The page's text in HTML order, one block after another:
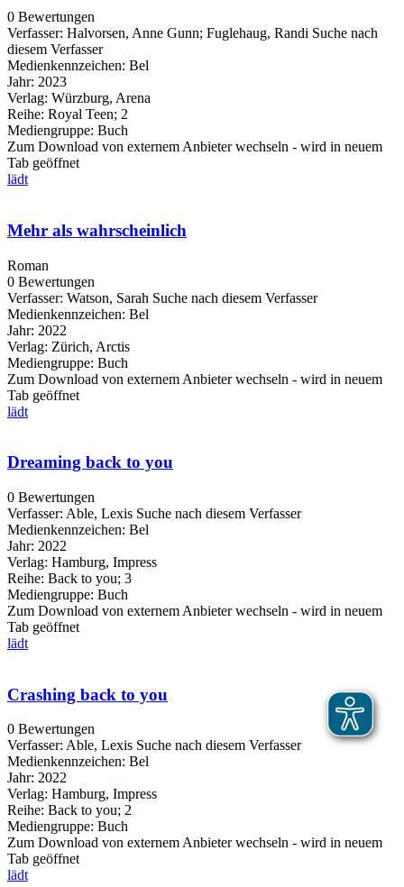
0 Bewertungen
Verfasser: Halvorsen, Anne Gunn; Fuglehaug, Randi Suche nach
diesem Verfasser
Medienkennzeichen: Bel
Jahr: 2023
Verlag: Würzburg, Arena
Reihe: Royal Teen; 2
Mediengruppe: Buch
Zum Download von externem Anbieter wechseln - wird in neuem
Tab geöffnet
lädt
Mehr als wahrscheinlich
Roman
0 Bewertungen
Verfasser: Watson, Sarah Suche nach diesem Verfasser
Medienkennzeichen: Bel
Jahr: 2022
Verlag: Zürich, Arctis
Mediengruppe: Buch
Zum Download von externem Anbieter wechseln - wird in neuem
Tab geöffnet
lädt
Dreaming back to you
0 Bewertungen
Verfasser: Able, Lexis Suche nach diesem Verfasser
Medienkennzeichen: Bel
Jahr: 2022
Verlag: Hamburg, Impress
Reihe: Back to you; 3
Mediengruppe: Buch
Zum Download von externem Anbieter wechseln - wird in neuem
Tab geöffnet
lädt
Crashing back to you
0 Bewertungen
Verfasser: Able, Lexis Suche nach diesem Verfasser
Medienkennzeichen: Bel
Jahr: 2022
Verlag: Hamburg, Impress
Reihe: Back to you; 2
Mediengruppe: Buch
Zum Download von externem Anbieter wechseln - wird in neuem
Tab geöffnet
lädt